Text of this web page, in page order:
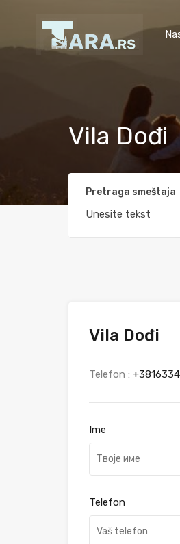
Vila Dođi
Pretraga smeštaja
Vila Dođi
Telefon :
Ime
Telefon